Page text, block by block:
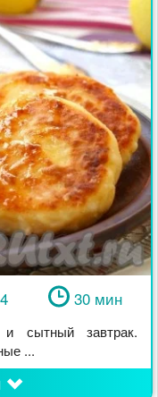
4 30 мин
сытный завтрак.
...